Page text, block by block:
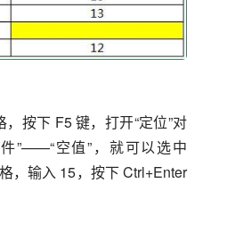
按下 F5 键，打开“定位”对
”——“空值”，就可以选中
，输入 15，按下 Ctrl+Enter